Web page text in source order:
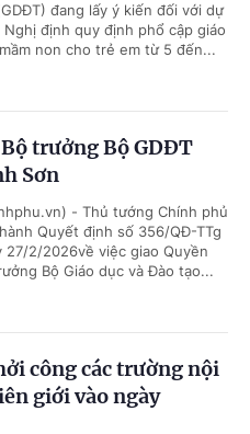
đang lấy ý kiến đối với dự
Nghị định quy định phổ cập giáo
non cho trẻ em từ 5 đến...
trưởng Bộ GDĐT
Sơn
- Thủ tướng Chính phủ
Quyết định số 356/QĐ-TTg
27/2/2026về việc giao Quyền
Bộ Giáo dục và Đào tạo...
công các trường nội
giới vào ngày